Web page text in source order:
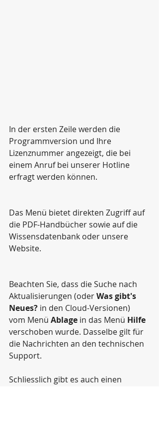
In der ersten Zeile werden die
Programmversion und Ihre
Lizenznummer angezeigt, die bei
einem Anruf bei unserer Hotline
erfragt werden können.
Das Menü bietet direkten Zugriff auf
die PDF-Handbücher sowie auf die
Wissensdatenbank oder unsere
Website.
Beachten Sie, dass die Suche nach
Aktualisierungen (oder Was gibt's
Neues? in den Cloud-Versionen)
vom Menü Ablage in das Menü Hilfe
verschoben wurde. Dasselbe gilt für
die Nachrichten an den technischen
Support.
Schliesslich gibt es auch einen